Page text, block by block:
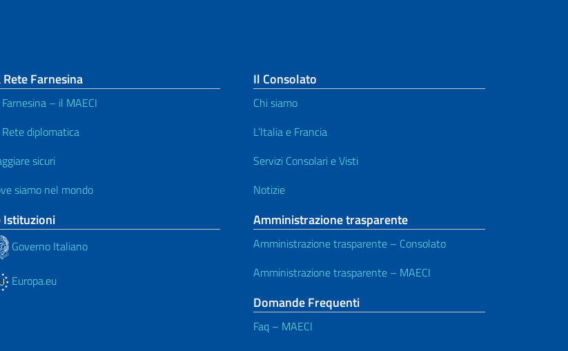
Rete Farnesina
– il MAECI
Rete diplomatica
sicuri
siamo nel mondo
Istituzioni
Governo Italiano
Europa.eu
Il Consolato
Chi siamo
L’Italia e Francia
Servizi Consolari e Visti
Notizie
Amministrazione trasparente
Amministrazione trasparente – Consolato
Amministrazione trasparente – MAECI
Domande Frequenti
Faq – MAECI